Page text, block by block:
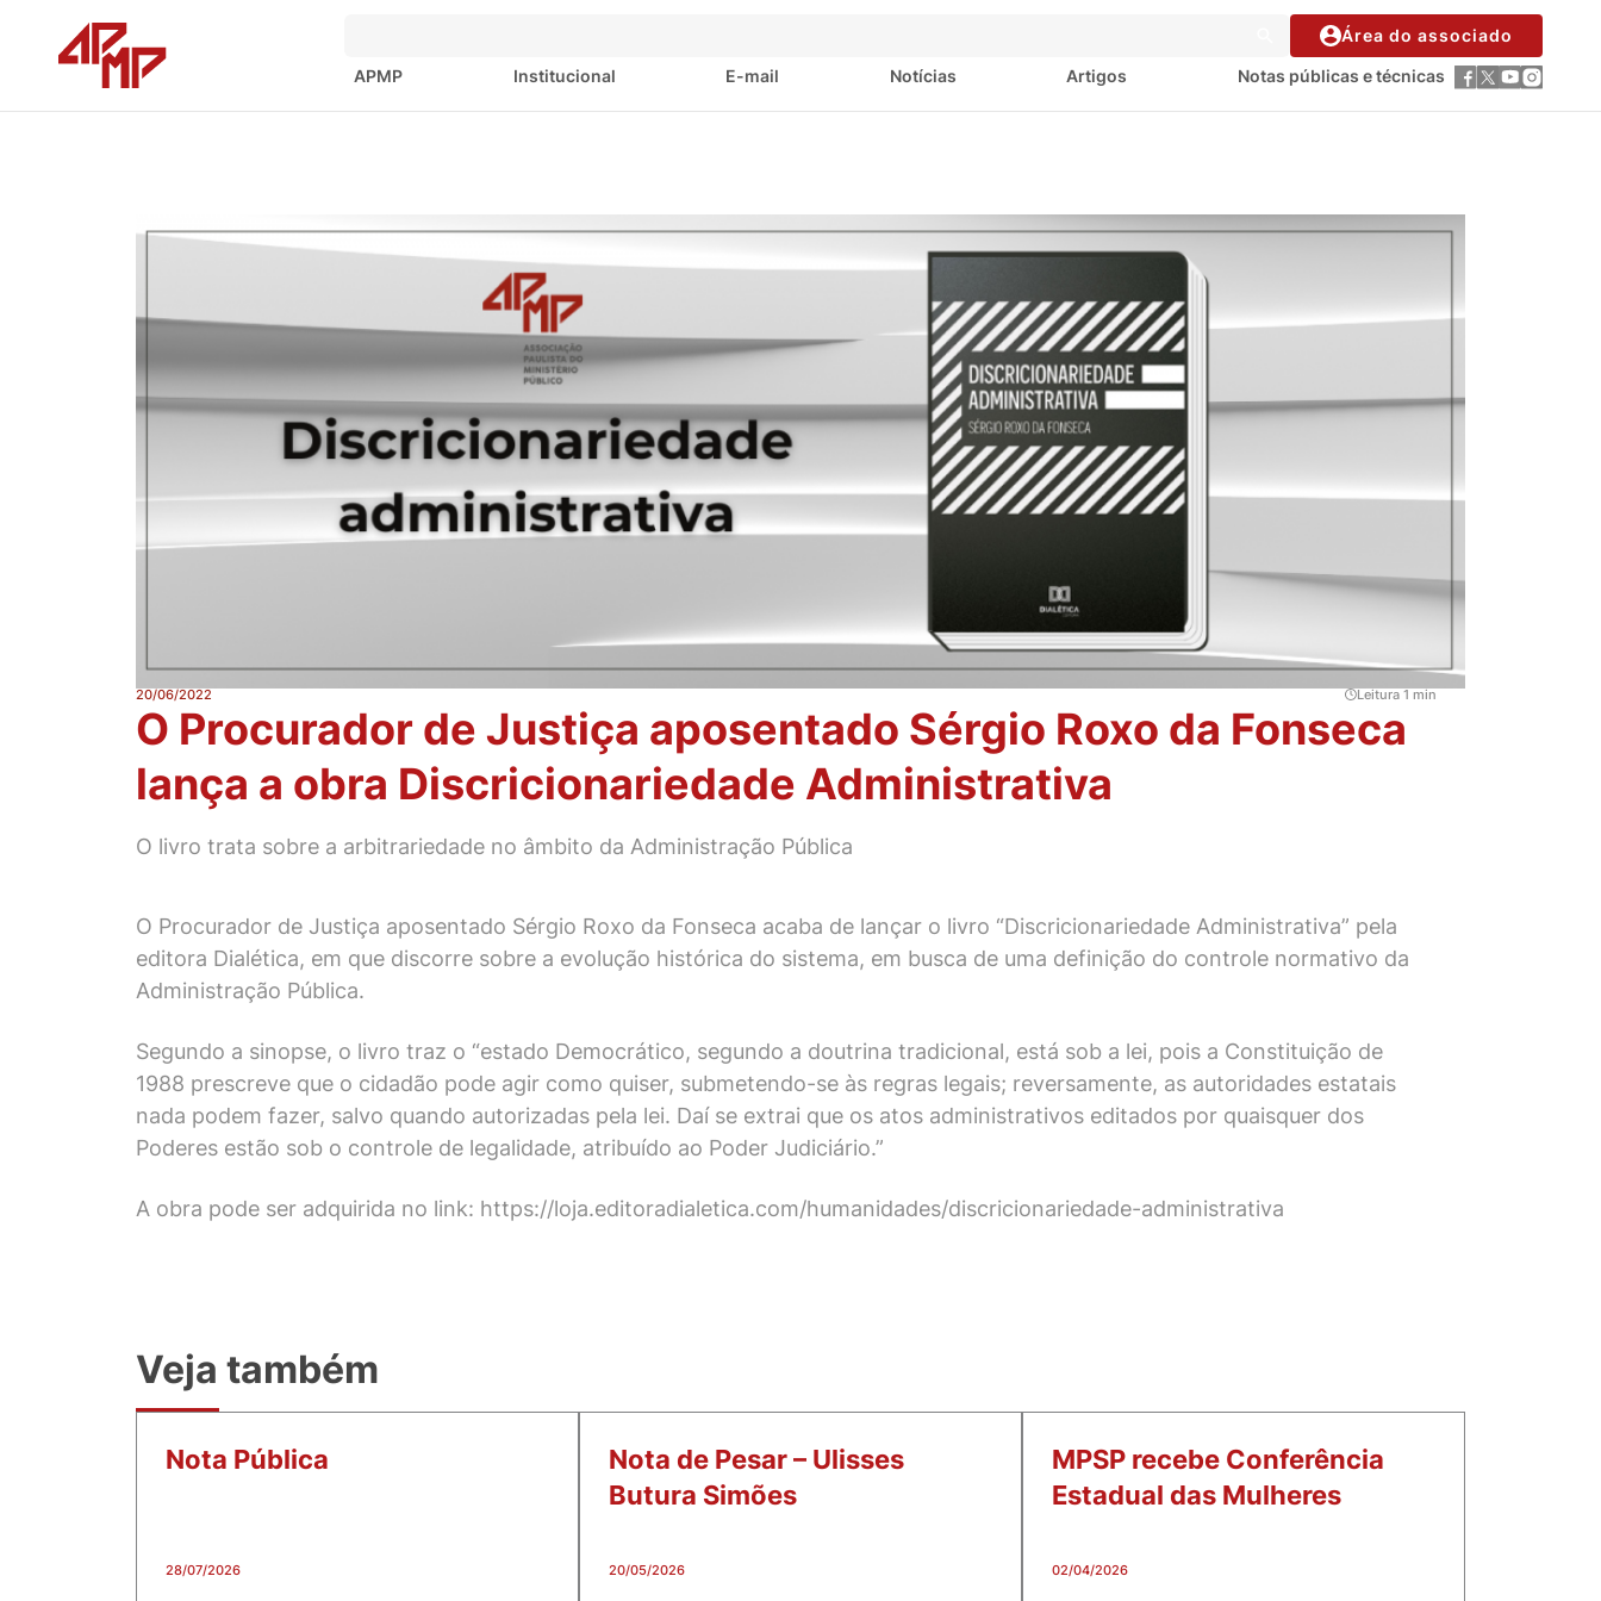
Área do associado
APMP
Institucional E-mail Notícias Artigos Notas públicas e técnicas
20/06/2022 Leitura 1 min
O Procurador de Justiça aposentado Sérgio Roxo da Fonseca
lança a obra Discricionariedade Administrativa
O livro trata sobre a arbitrariedade no âmbito da Administração Pública
O Procurador de Justiça aposentado Sérgio Roxo da Fonseca acaba de lançar o livro “Discricionariedade Administrativa” pela
editora Dialética, em que discorre sobre a evolução histórica do sistema, em busca de uma definição do controle normativo da
Administração Pública.
Segundo a sinopse, o livro traz o “estado Democrático, segundo a doutrina tradicional, está sob a lei, pois a Constituição de
1988 prescreve que o cidadão pode agir como quiser, submetendo-se às regras legais; reversamente, as autoridades estatais
nada podem fazer, salvo quando autorizadas pela lei. Daí se extrai que os atos administrativos editados por quaisquer dos
Poderes estão sob o controle de legalidade, atribuído ao Poder Judiciário.”
A obra pode ser adquirida no link: https://loja.editoradialetica.com/humanidades/discricionariedade-administrativa
Veja também
Nota Pública
28/07/2026
Nota de Pesar – Ulisses
Butura Simões
20/05/2026
MPSP recebe Conferência
Estadual das Mulheres
02/04/2026